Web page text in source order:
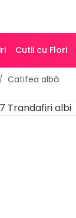
Cutii cu Flori
Catifea albă